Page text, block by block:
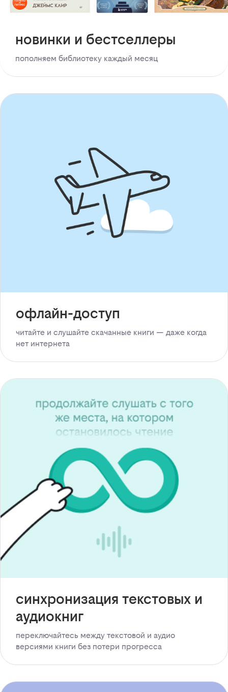
новинки и бестселлеры
пополняем библиотеку каждый месяц
офлайн-доступ
читайте и слушайте скачанные книги — даже когда
нет интернета
синхронизация текстовых и
аудиокниг
переключайтесь между текстовой и аудио
версиями книги без потери прогресса